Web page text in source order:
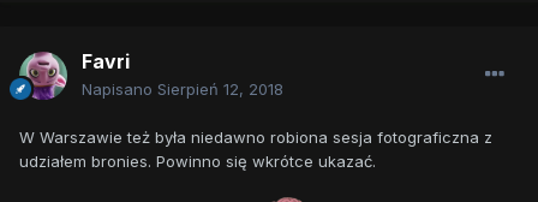
Favri
Napisano Sierpień 12, 2018
W Warszawie też była niedawno robiona sesja fotograficzna z
udziałem bronies. Powinno się wkrótce ukazać.